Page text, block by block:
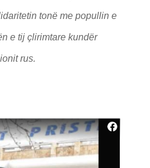
tonë me popullin e
e tij çlirimtare kundër
rus.